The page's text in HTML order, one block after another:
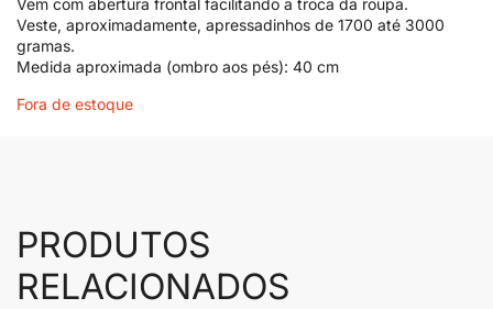
Vem com abertura frontal facilitando a troca da roupa.
Veste, aproximadamente, apressadinhos de 1700 até 3000
gramas.
Medida aproximada (ombro aos pés): 40 cm
Fora de estoque
PRODUTOS
RELACIONADOS